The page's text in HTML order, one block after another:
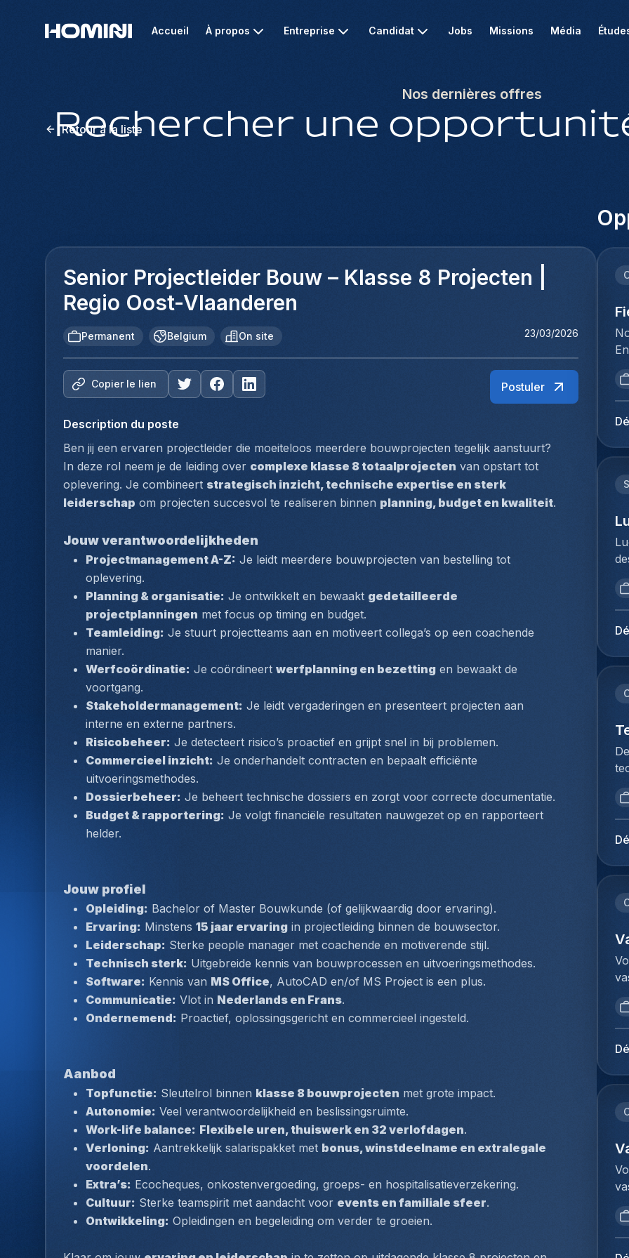
Accueil À propos Entreprise Candidat Jobs Missions Média
Nos dernières offres
Rechercher une
Retour à la liste
Senior Projectleider Bouw – Klasse 8 Projecten |
Regio Oost-Vlaanderen
Permanent Belgium On site 23/03/2026
Copier le lien Postuler
Description du poste
Ben jij een ervaren projectleider die moeiteloos meerdere bouwprojecten tegelijk aanstuurt?
In deze rol neem je de leiding over complexe klasse 8 totaalprojecten van opstart tot
oplevering. Je combineert strategisch inzicht, technische expertise en sterk
leiderschap om projecten succesvol te realiseren binnen planning, budget en kwaliteit.
Jouw verantwoordelijkheden
Projectmanagement A-Z: Je leidt meerdere bouwprojecten van bestelling tot
oplevering.
Planning & organisatie: Je ontwikkelt en bewaakt gedetailleerde
projectplanningen met focus op timing en budget.
Teamleiding: Je stuurt projectteams aan en motiveert collega’s op een coachende
manier.
Werfcoördinatie: Je coördineert werfplanning en bezetting en bewaakt de
voortgang.
Stakeholdermanagement: Je leidt vergaderingen en presenteert projecten aan
interne en externe partners.
Risicobeheer: Je detecteert risico’s proactief en grijpt snel in bij problemen.
Commercieel inzicht: Je onderhandelt contracten en bepaalt efficiënte
uitvoeringsmethodes.
Dossierbeheer: Je beheert technische dossiers en zorgt voor correcte documentatie.
Budget & rapportering: Je volgt financiële resultaten nauwgezet op en rapporteert
helder.
Jouw profiel
Opleiding: Bachelor of Master Bouwkunde (of gelijkwaardig door ervaring).
Ervaring: Minstens 15 jaar ervaring in projectleiding binnen de bouwsector.
Leiderschap: Sterke people manager met coachende en motiverende stijl.
Technisch sterk: Uitgebreide kennis van bouwprocessen en uitvoeringsmethodes.
Software: Kennis van MS Office, AutoCAD en/of MS Project is een plus.
Communicatie: Vlot in Nederlands en Frans.
Ondernemend: Proactief, oplossingsgericht en commercieel ingesteld.
Aanbod
Topfunctie: Sleutelrol binnen klasse 8 bouwprojecten met grote impact.
Autonomie: Veel verantwoordelijkheid en beslissingsruimte.
Work-life balance: Flexibele uren, thuiswerk en 32 verlofdagen.
Verloning: Aantrekkelijk salarispakket met bonus, winstdeelname en extralegale
voordelen.
Extra’s: Ecocheques, onkostenvergoeding, groeps- en hospitalisatieverzekering.
Cultuur: Sterke teamspirit met aandacht voor events en familiale sfeer.
Ontwikkeling: Opleidingen en begeleiding om verder te groeien.
et